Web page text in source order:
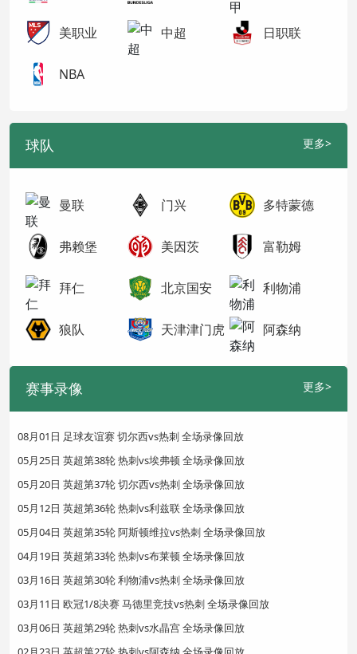
美职业 中超 日职联
NBA
球队 更多>
曼联 门兴 多特蒙德
弗赖堡 美因茨 富勒姆
拜仁 北京国安 利物浦
狼队 天津津门虎 阿森纳
赛事录像 更多>
08月01日 足球友谊赛 切尔西vs热刺 全场录像回放
05月25日 英超第38轮 热刺vs埃弗顿 全场录像回放
05月20日 英超第37轮 切尔西vs热刺 全场录像回放
05月12日 英超第36轮 热刺vs利兹联 全场录像回放
05月04日 英超第35轮 阿斯顿维拉vs热刺 全场录像回放
04月19日 英超第33轮 热刺vs布莱顿 全场录像回放
03月16日 英超第30轮 利物浦vs热刺 全场录像回放
03月11日 欧冠1/8决赛 马德里竞技vs热刺 全场录像回放
03月06日 英超第29轮 热刺vs水晶宫 全场录像回放